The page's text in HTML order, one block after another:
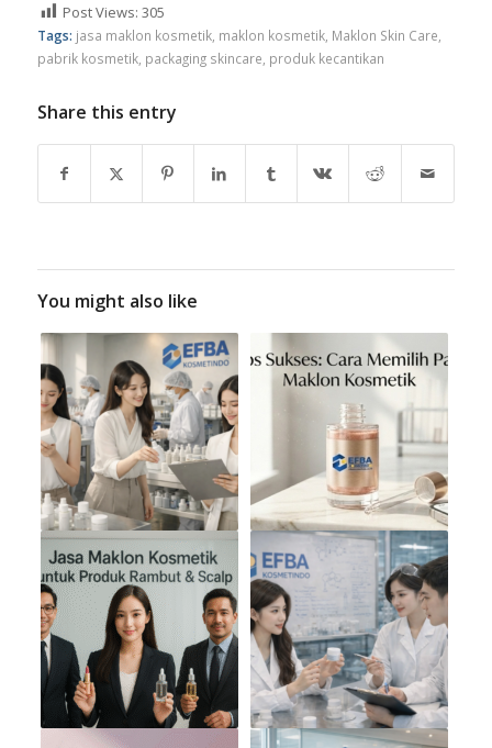
Post Views: 305
Tags: jasa maklon kosmetik, maklon kosmetik, Maklon Skin Care
pabrik kosmetik, packaging skincare produk kecantikan
Share this entry
You might also like